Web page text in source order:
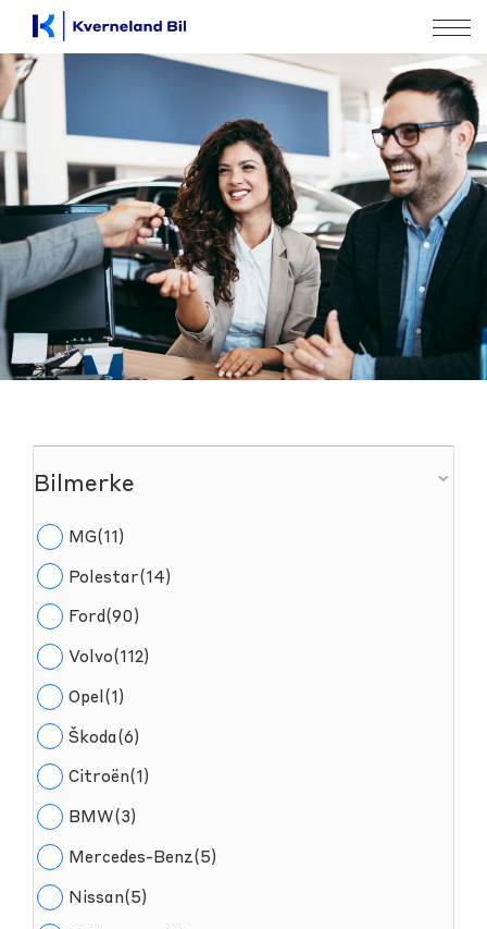
Bilmerke
MG(11)
Polestar(14)
Ford(90)
Volvo(112)
Opel(1)
Škoda(6)
Citroën(1)
BMW(3)
Mercedes-Benz(5)
Nissan(5)